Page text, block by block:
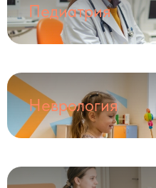
Педиатрия
Неврология